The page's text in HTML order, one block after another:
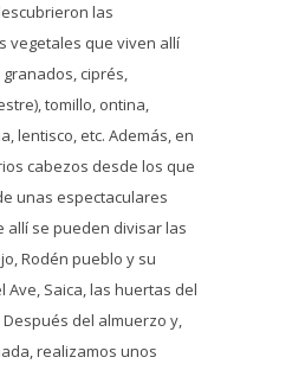
las
vegetales que viven allí
ciprés,
tomillo, ontina,
lentisco, etc. Además, en
cabezos desde los que
unas espectaculares
allí se pueden divisar las
Rodén pueblo y su
Saica, las huertas del
Después del almuerzo y,
realizamos unos